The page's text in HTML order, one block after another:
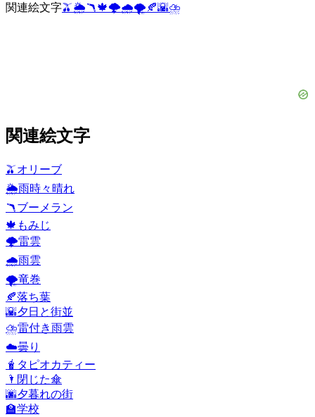
関連絵文字🫒🌦️🪃🍁🌩️🌧️🌪️ 🍂🌇⛈️
関連絵文字
🫒オリーブ
🌦️雨時々晴れ
🪃ブーメラン
🍁 もみじ
🌩️雷雲
🌧️雨雲
🌪️竜巻
🍂落ち葉
🌇夕日と街並
⛈️雷付き雨雲
☁️曇り
🧋 タピオカティー
🌂 閉じた傘
🌆夕暮れの街
🏫学校